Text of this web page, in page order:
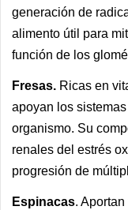
generación de
alimento útil para
función de los
Fresas. Ricas en
apoyan los
organismo. Su
renales del estrés
progresión de
Espinacas.